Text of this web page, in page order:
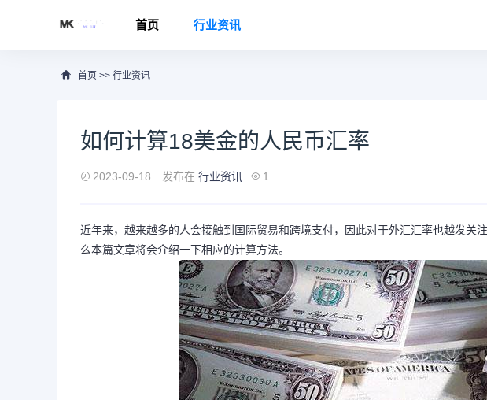
首页 行业资讯
首页 >> 行业资讯
如何计算18美金的人民币汇率
2023-09-18 发布在 行业资讯 1
近年来，越来越多的人会接触到国际贸易和跨境支付，因此对于外汇汇率也越发关
么本篇文章将会介绍一下相应的计算方法。